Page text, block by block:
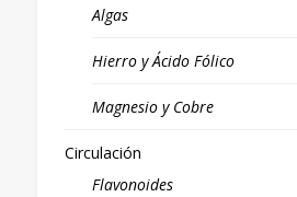
Algas
Hierro y Ácido Fólico
Magnesio y Cobre
Circulación
Flavonoides